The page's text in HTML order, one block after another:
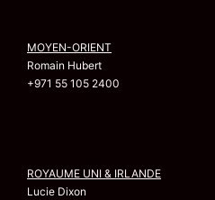
MOYEN-ORIENT
Romain Hubert
+971 55 105 2400
ROYAUME UNI & IRLANDE
Lucie Dixon